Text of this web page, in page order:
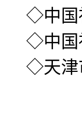
◇中
◇中
◇天